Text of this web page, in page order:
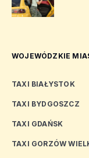
WOJEWÓDZKIE
TAXI BIAŁYSTOK
TAXI BYDGOSZCZ
TAXI GDAŃSK
TAXI GORZÓW